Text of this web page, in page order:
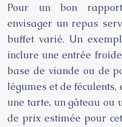
Pour un bon
envisager un repas
buffet varié. Un
inclure une entrée
base de viande ou de
légumes et de
une tarte, un gâteau ou
de prix estimée pour